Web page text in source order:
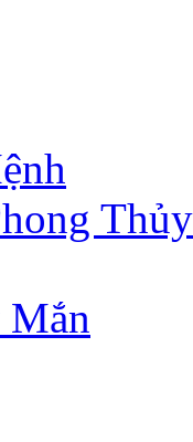
Thủy
Mắn